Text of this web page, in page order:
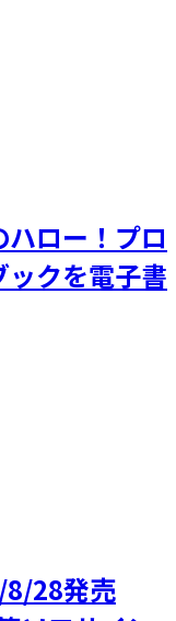
ロー！プロ
クを電子書
8/28発売